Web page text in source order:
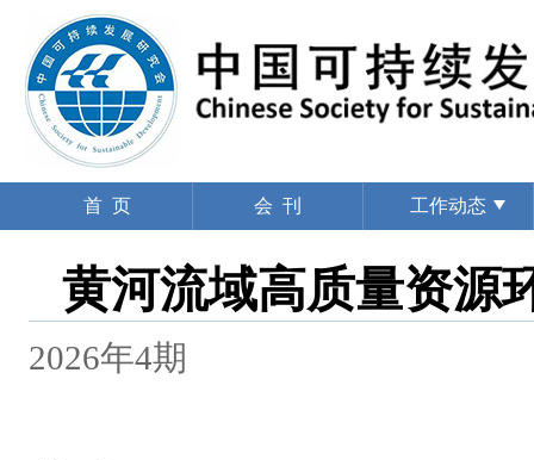
首 页 会 刊 工作动态
黄河流域高质量资源
2026年4期